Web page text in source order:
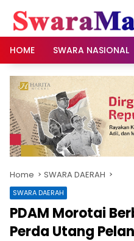
content
HOME
SWARA NASIONAL
Home SWARA DAERAH
SWARA DAERAH
PDAM Morotai
Perda Utang